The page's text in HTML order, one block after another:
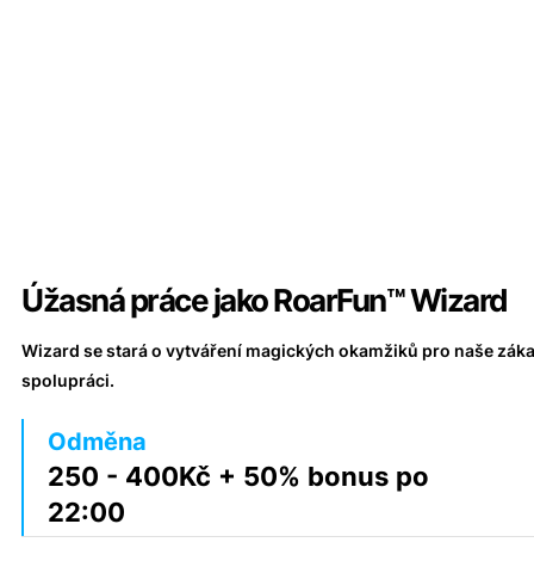
Úžasná práce jako RoarFun™ Wizard
Wizard se stará o vytváření magických okamžiků pro naše
spolupráci.
Odměna
250 - 400Kč + 50% bonus po
22:00